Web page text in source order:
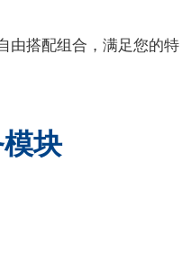
由搭配组合，满足您的特
块